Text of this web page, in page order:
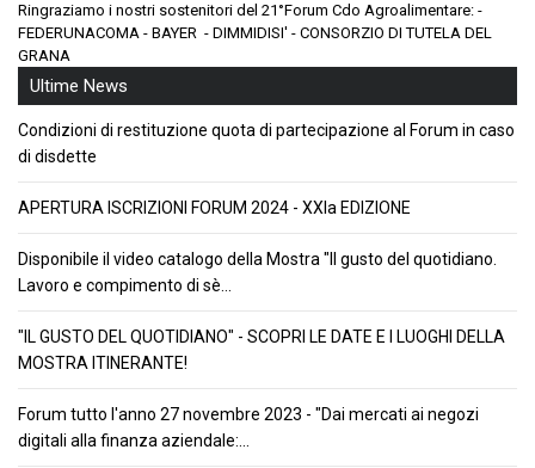
Ringraziamo i nostri sostenitori del 21°Forum Cdo Agroalimentare: -
FEDERUNACOMA - BAYER - DIMMIDISI' - CONSORZIO DI TUTELA DEL
GRANA
Ultime News
Condizioni di restituzione quota di partecipazione al Forum in caso
di disdette
APERTURA ISCRIZIONI FORUM 2024 - XXIa EDIZIONE
Disponibile il video catalogo della Mostra "Il gusto del quotidiano.
Lavoro e compimento di sè...
"IL GUSTO DEL QUOTIDIANO" - SCOPRI LE DATE E I LUOGHI DELLA
MOSTRA ITINERANTE!
Forum tutto l'anno 27 novembre 2023 - "Dai mercati ai negozi
digitali alla finanza aziendale:...